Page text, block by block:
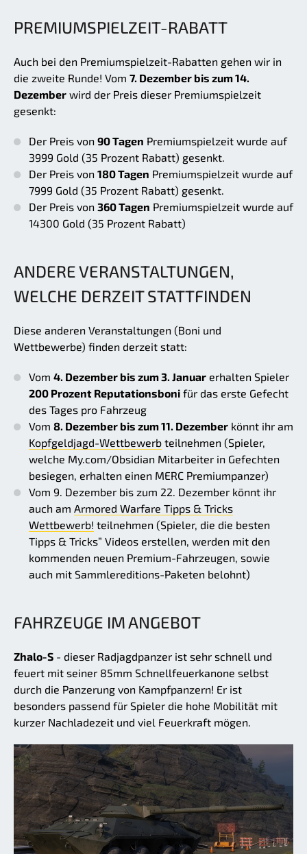
PREMIUMSPIELZEIT-RABATT
Auch bei den Premiumspielzeit-Rabatten gehen wir in
die zweite Runde! Vom 7. Dezember bis zum 14.
Dezember wird der Preis dieser Premiumspielzeit
gesenkt:
Der Preis von 90 Tagen Premiumspielzeit wurde auf
3999 Gold (35 Prozent Rabatt) gesenkt.
Der Preis von 180 Tagen Premiumspielzeit wurde auf
7999 Gold (35 Prozent Rabatt) gesenkt.
Der Preis von 360 Tagen Premiumspielzeit wurde auf
14300 Gold (35 Prozent Rabatt)
ANDERE VERANSTALTUNGEN,
WELCHE DERZEIT STATTFINDEN
Diese anderen Veranstaltungen (Boni und
Wettbewerbe) finden derzeit statt:
Vom 4. Dezember bis zum 3. Januar erhalten Spieler
200 Prozent Reputationsboni für das erste Gefecht
des Tages pro Fahrzeug
Vom 8. Dezember bis zum 11. Dezember könnt ihr am
Kopfgeldjagd-Wettbewerb teilnehmen (Spieler,
welche My.com/Obsidian Mitarbeiter in Gefechten
besiegen, erhalten einen MERC Premiumpanzer)
Vom 9. Dezember bis zum 22. Dezember könnt ihr
auch am Armored Warfare Tipps & Tricks
Wettbewerb! teilnehmen (Spieler, die die besten
Tipps & Tricks” Videos erstellen, werden mit den
kommenden neuen Premium-Fahrzeugen, sowie
auch mit Sammlereditions-Paketen belohnt)
FAHRZEUGE IM ANGEBOT
Zhalo-S - dieser Radjagdpanzer ist sehr schnell und
feuert mit seiner 85mm Schnellfeuerkanone selbst
durch die Panzerung von Kampfpanzern! Er ist
besonders passend für Spieler die hohe Mobilität mit
kurzer Nachladezeit und viel Feuerkraft mögen.